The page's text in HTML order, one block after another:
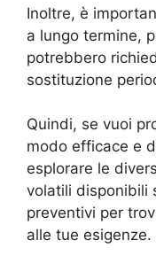
Inoltre, è
a lungo termine,
potrebbero
sostituzione
Quindi, se vuoi
modo efficace e
esplorare le
volatili disponibili
preventivi per
alle tue esigenze.